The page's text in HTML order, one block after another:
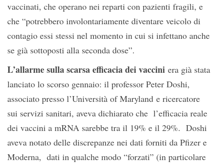
vaccinati, che operano nei reparti con pazienti fragili, e
che “potrebbero involontariamente diventare veicolo di
contagio essi stessi nel momento in cui si infettano anche
se già sottoposti alla seconda dose”.
L’allarme sulla scarsa efficacia dei vaccini era già stata
lanciato lo scorso gennaio: il professor Peter Doshi,
associato presso l’Università of Maryland e ricercatore
sui servizi sanitari, aveva dichiarato che l’efficacia reale
dei vaccini a mRNA sarebbe tra il 19% e il 29%. Doshi
aveva notato delle discrepanze nei dati forniti da Pfizer e
Moderna, dati in qualche modo “forzati” (in particolare